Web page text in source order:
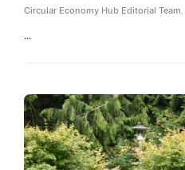
Circular Economy Hub Editorial Team
...